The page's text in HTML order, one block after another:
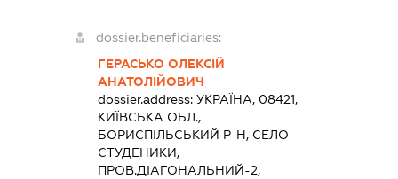
dossier.beneficiaries:
ГЕРАСЬКО ОЛЕКСІЙ
АНАТОЛІЙОВИЧ
dossier.address: УКРАЇНА, 08421,
КИЇВСЬКА ОБЛ.,
БОРИСПІЛЬСЬКИЙ Р-Н, СЕЛО
СТУДЕНИКИ,
ПРОВ.ДІАГОНАЛЬНИЙ-2,